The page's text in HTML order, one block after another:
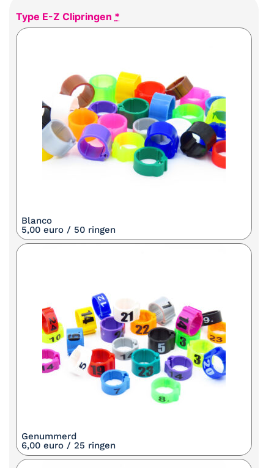
Type E-Z Clipringen *
Blanco
5,00 euro / 50 ringen
Genummerd
6,00 euro / 25 ringen